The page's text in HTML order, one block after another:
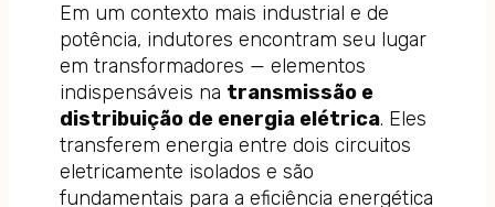
Em um contexto mais industrial e de
potência, indutores encontram seu lugar
em transformadores — elementos
indispensáveis na transmissão e
distribuição de energia elétrica. Eles
transferem energia entre dois circuitos
eletricamente isolados e são
fundamentais para a eficiência energética